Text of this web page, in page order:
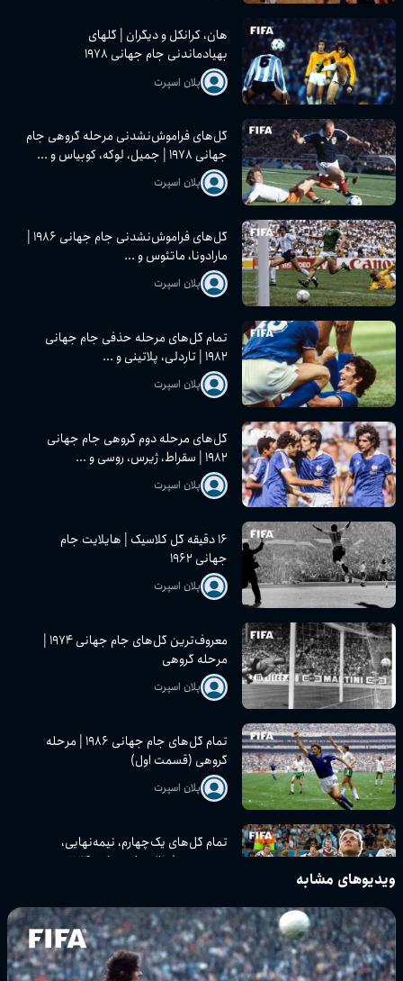
هان، کرانکل و دیگران | گلهای
بهیادماندنی جام جهانی ۱۹۷۸
پلان اسپرت
گل‌های فراموش‌نشدنی مرحله گروهی جام
جهانی ۱۹۷۸ | جمیل، لوکه، کوبیاس و ...
پلان اسپرت
گل‌های فراموش‌نشدنی جام جهانی ۱۹۸۶ |
مارادونا، ماتئوس و ...
پلان اسپرت
تمام گل‌های مرحله حذفی جام جهانی
۱۹۸۲ | تاردلی، پلاتینی و ...
پلان اسپرت
گل‌های مرحله دوم گروهی جام جهانی
۱۹۸۲ | سقراط، ژیرس، روسی و ...
پلان اسپرت
۱۶ دقیقه گل کلاسیک | هایلایت جام
جهانی ۱۹۶۲
پلان اسپرت
معروف‌ترین گل‌های جام جهانی ۱۹۷۴ |
مرحله گروهی
پلان اسپرت
تمام گل‌های جام جهانی ۱۹۸۶ | مرحله
گروهی (قسمت اول)
پلان اسپرت
تمام گل‌های یک‌چهارم، نیمه‌نهایی،
رده‌بندی و فینال جام جهانی ۲۰۱۴
تمام گل‌های مرحله یک‌هشتم نهایی جام
جهانی ۲۰۱۴
ویدیوهای مشابه